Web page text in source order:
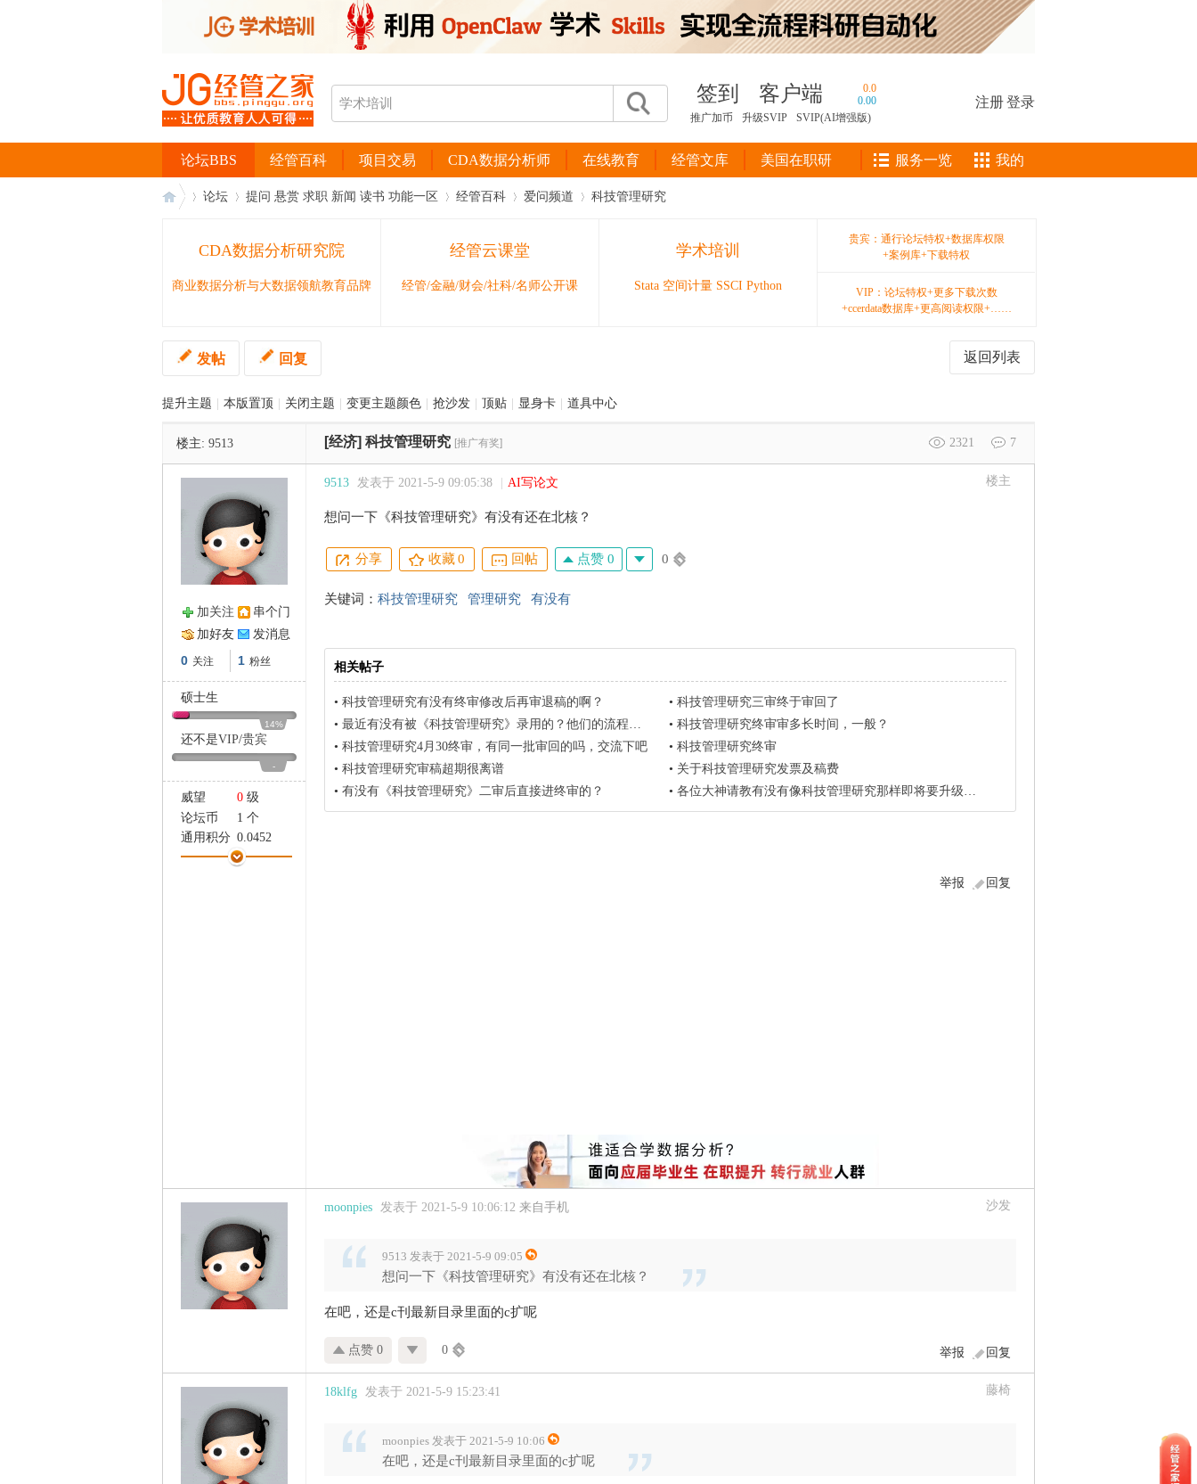
签到 客户端
0.0
0.00
推广加币
升级SVIP SVIP(AI增强版)
注册登录
经管百科 项目交易 CDA数据分析师 在线教育 经管文库 美国在职研
论坛BBS 服务一览 我的
论坛 提问 悬赏 求职 新闻 读书 功能一区 经管百科 爱问频道 科技管理研究
CDA数据分析研究院
商业数据分析与大数据领航教育品牌
经管云课堂
经管/金融/财会/社科/名师公开课
学术培训
Stata 空间计量 SSCI Python
贵宾：通行论坛特权+数据库权限
+案例库+下载特权
VIP：论坛特权+更多下载次数
+ccerdata数据库+更高阅读权限+……
返回列表
发帖 回复
提升主题 本版置顶 关闭主题 变更主题颜色 抢沙发 顶贴 显身卡 道具中心
楼主: 9513 2321 7
[经济] 科技管理研究 [推广有奖]
加关注
串个门
加好友
发消息
0 关注 1 粉丝
硕士生
14%
还不是VIP/贵宾
-
威望 0 级
论坛币
1 个
通用积分 0.0452
学术水平
0 点
楼主
9513 发表于 2021-5-9 09:05:38 AI写论文
想问一下《科技管理研究》有没有还在北核？
分享 收藏0 回帖 点赞 0 0
关键词： 科技管理研究 管理研究 有没有
相关帖子
• 科技管理研究有没有终审修改后再审退稿的啊？ • 科技管理研究三审终于审回了
• 最近有没有被《科技管理研究》录用的？他们的流程怎么跟以前不一样了。 • 科技管理研究终审审多长时间，一般？
• 科技管理研究4月30终审，有同一批审回的吗，交流下吧 • 科技管理研究终审
• 科技管理研究审稿超期很离谱 • 关于科技管理研究发票及稿费
• 有没有《科技管理研究》二审后直接进终审的？ • 各位大神请教有没有像科技管理研究那样即将要升级成C类的期刊？
回复
举报
沙发
moonpies 发表于 2021-5-9 10:06:12 来自手机
9513 发表于 2021-5-9 09:05
想问一下《科技管理研究》有没有还在北核？
在吧，还是c刊最新目录里面的c扩呢
回复
举报
点赞 0 0
藤椅
18klfg 发表于 2021-5-9 15:23:41
moonpies 发表于 2021-5-9 10:06
在吧，还是c刊最新目录里面的c扩呢